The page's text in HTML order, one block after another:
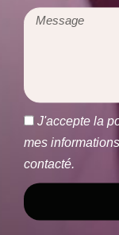
J'accepte la
mes
contacté.